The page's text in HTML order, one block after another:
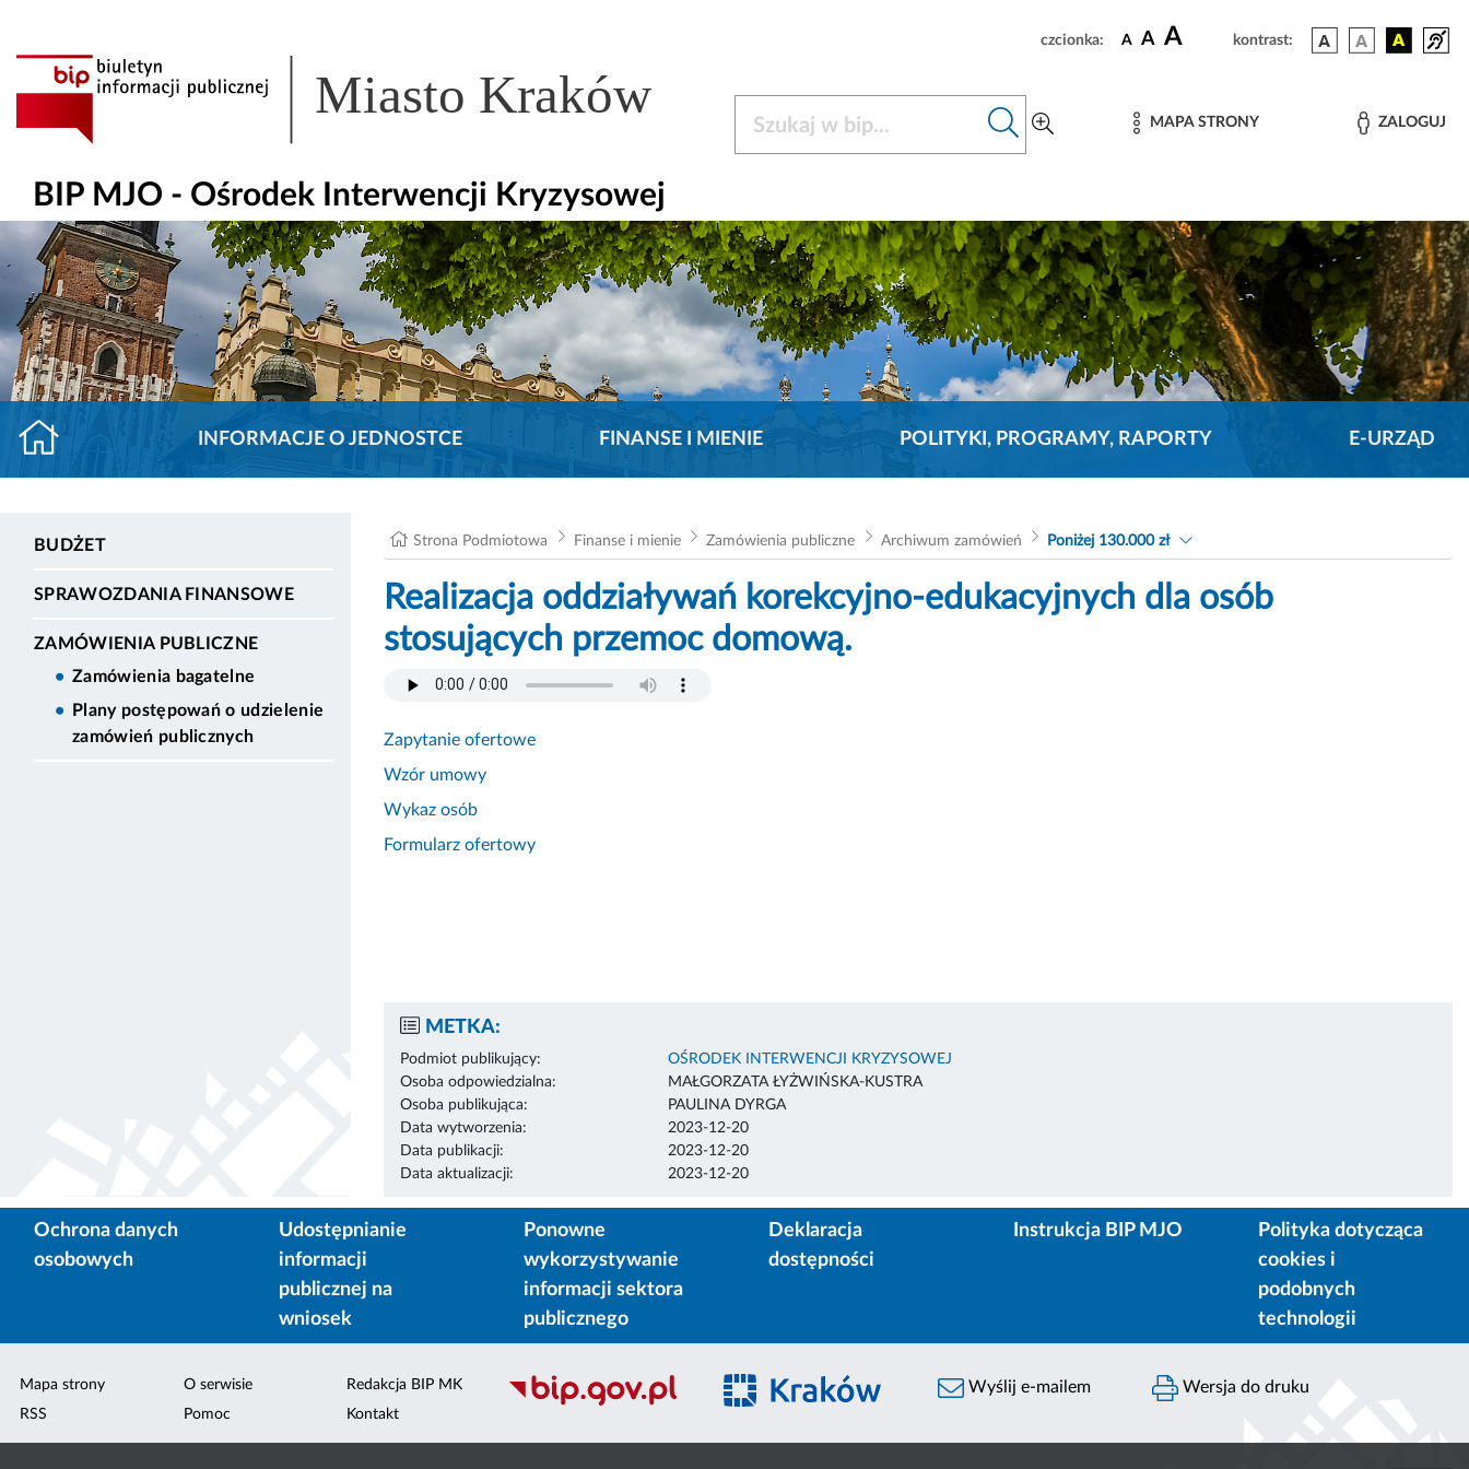
czcionka: A A A kontrast:
Miasto Kraków MAPA STRONY ZALOGUJ
BIP MJO - Ośrodek Interwencji Kryzysowej
INFORMACJE O JEDNOSTCE FINANSE I MIENIE POLITYKI, PROGRAMY, RAPORTY E-URZĄD
BUDŻET
SPRAWOZDANIA FINANSOWE
ZAMÓWIENIA PUBLICZNE
Zamówienia bagatelne
Plany postępowań o udzielenie
zamówień publicznych
Strona Podmiotowa Finanse i mienie Zamówienia publiczne Archiwum zamówień Poniżej 130.000 zł
Realizacja oddziaływań korekcyjno-edukacyjnych dla osób
stosujących przemoc domową.
Zapytanie ofertowe
Wzór umowy
Wykaz osób
Formularz ofertowy
METKA:
Podmiot publikujący:
OŚRODEK INTERWENCJI KRYZYSOWEJ
Osoba odpowiedzialna:
MAŁGORZATA ŁYŻWIŃSKA-KUSTRA
Osoba publikująca:
PAULINA DYRGA
Data wytworzenia:
2023-12-20
Data publikacji:
2023-12-20
Data aktualizacji:
2023-12-20
Ochrona danych
osobowych
Udostępnianie
informacji
publicznej na
wniosek
Ponowne
wykorzystywanie
informacji sektora
publicznego
Deklaracja
dostępności
Instrukcja BIP MJO
Polityka dotycząca
cookies i
podobnych
technologii
Mapa strony
RSS
O serwisie
Pomoc
Redakcja BIP MK
Kontakt
Wyślij e-mailem Wersja do druku